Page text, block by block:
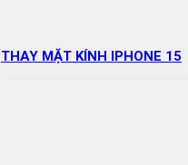
THAY MẶT KÍNH IPHONE 15